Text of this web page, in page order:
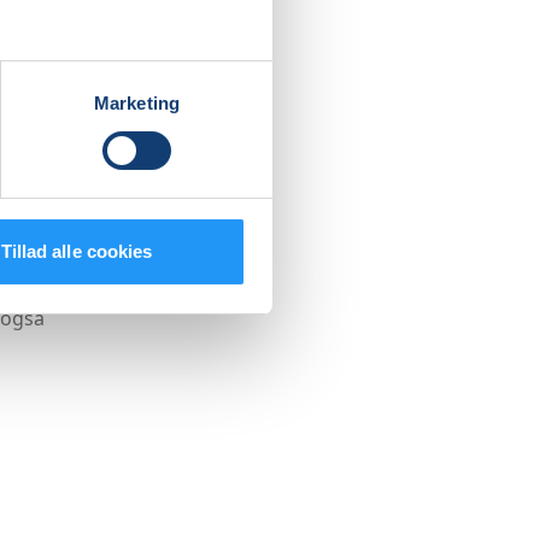
Marketing
Tillad alle cookies